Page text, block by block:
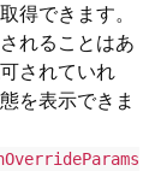
得できます。
れることはあ
されていれ
を表示できま